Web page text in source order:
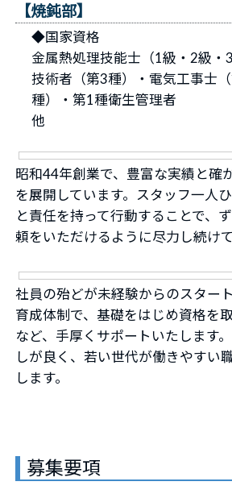
【焼鈍部】
◆国家資格
金属熱処理技能士（1級・2級・
技術者（第3種）・電気工事士
種）・第1種衛生管理者
他
昭和44年創業で、豊富な実績と確
を展開しています。スタッフ一人
と責任を持って行動することで、
頼をいただけるように尽力し続けて
社員の殆どが未経験からのスター
育成体制で、基礎をはじめ資格を
など、手厚くサポートいたします
しが良く、若い世代が働きやすい
します。
募集要項